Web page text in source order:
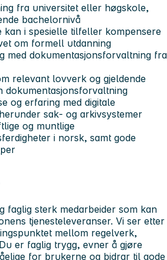
fra universitet eller høgskole,
bachelornivå
kan i spesielle tilfeller kompensere
om formell utdanning
med dokumentasjonsforvaltning fra
relevant lovverk og gjeldende
dokumentasjonsforvaltning
og erfaring med digitale
sak‑ og arkivsystemer
og muntlige
i norsk, samt gode
faglig sterk medarbeider som kan
tjenesteleveranser. Vi ser etter
mellom regelverk,
er faglig trygg, evner å gjøre
for brukerne og bidrar til gode